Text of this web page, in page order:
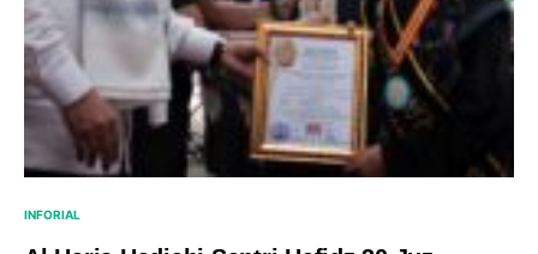
INFORIAL